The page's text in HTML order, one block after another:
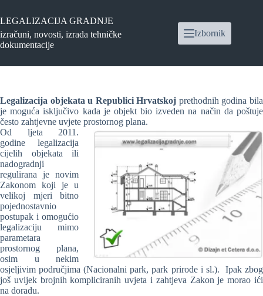
sadržaj
LEGALIZACIJA GRADNJE
izračuni, novosti, izrada tehničke
dokumentacije
Izbornik
Legalizacija objekata u Republici Hrvatskoj prethodnih godina bila
je moguća isključivo kada je objekt bio izveden na način da poštuje
često zahtjevne uvjete prostornog plana.
Od ljeta 2011.
godine legalizacija
cijelih objekata ili
nadogradnji
regulirana je novim
Zakonom koji je u
velikoj mjeri bitno
pojednostavnio
postupak i omogućio
legalizaciju mimo
parametara
prostornog plana,
osim u nekim
osjeljivim područjima (Nacionalni park, park prirode i sl.). Ipak zbog
još uvijek brojnih kompliciranih uvjeta i zahtjeva Zakon je morao ići
na doradu.